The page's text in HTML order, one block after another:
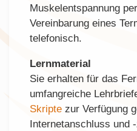
Muskelentspannung
Vereinbarung eines
telefonisch.
Lernmaterial
Sie erhalten für das
umfangreiche
Skripte zur Verfügung
Internetanschluss und